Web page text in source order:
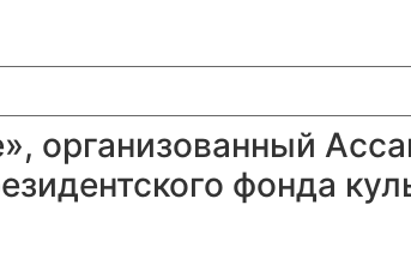
организованный
фонда